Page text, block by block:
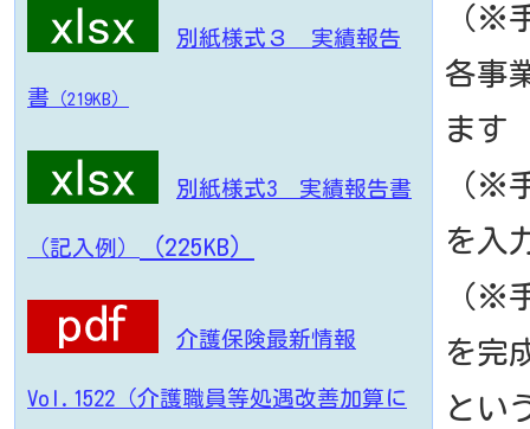
別紙様式３ 実績報告
書 （219KB）
別紙様式3 実績報告書
（記入例） （225KB）
介護保険最新情報
Vol.1522（介護職員等処遇改善加算に
（※
各事
ます
（※
を入
（※
を完
とい